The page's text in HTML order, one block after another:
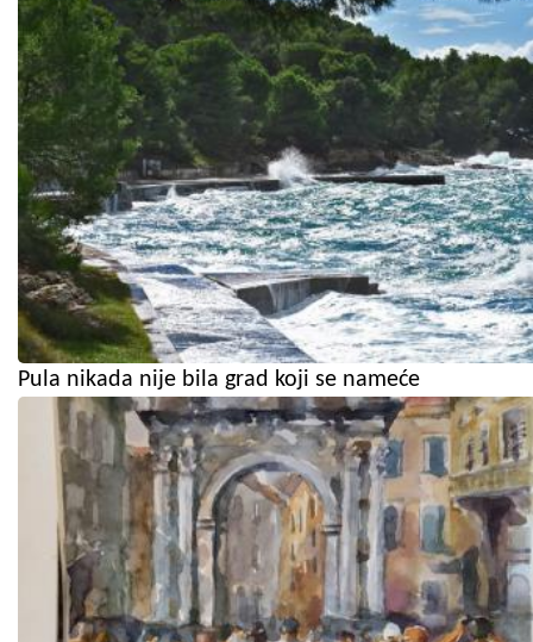
Pula nikada nije bila grad koji se nameće